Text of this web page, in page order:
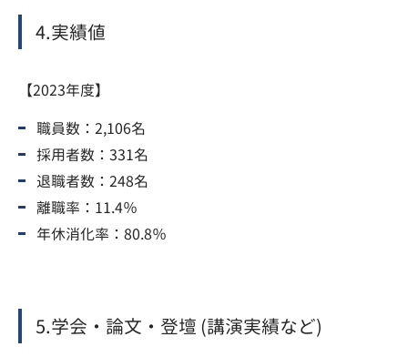
4.実績値
【2023年度】
職員数：2,106名
採用者数：331名
退職者数：248名
離職率：11.4％
年休消化率：80.8％
5.学会・論文・登壇 (講演実績など)